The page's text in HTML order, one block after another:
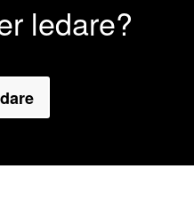
ledare?